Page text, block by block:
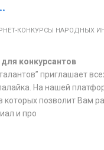
КОНКУРСЫ НАРОДНЫХ
конкурсантов
приглашает
На нашей
которых позволит Вам
и про